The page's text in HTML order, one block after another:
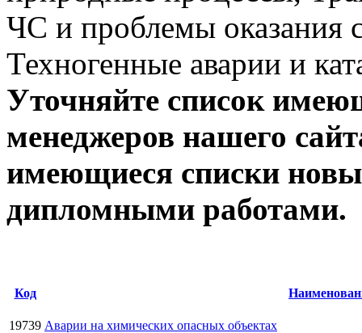
ЧС и проблемы оказания
Техногенные аварии и
Уточняйте список
менеджеров нашего
имеющиеся списки
дипломными работами.
Код
19739 Аварии на химических опасных объектах